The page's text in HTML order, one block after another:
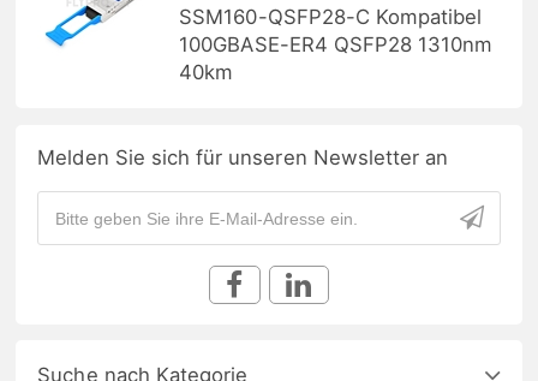
SSM160-QSFP28-C Kompatibel
100GBASE-ER4 QSFP28 1310nm
40km
Melden Sie sich für unseren Newsletter an
Suche nach Kategorie